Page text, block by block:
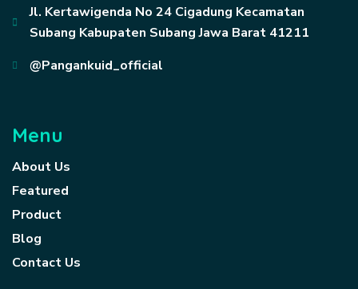
Jl. Kertawigenda No 24 Cigadung Kecamatan
Subang Kabupaten Subang Jawa Barat 41211
@Pangankuid_official
Menu
About Us
Featured
Product
Blog
Contact Us